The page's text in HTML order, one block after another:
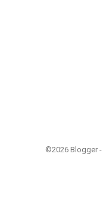
©2026 Blogger -